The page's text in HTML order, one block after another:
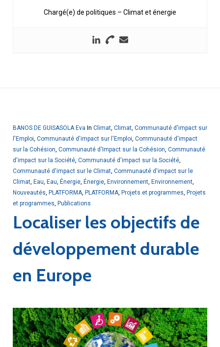
Chargé(e) de politiques – Climat et énergie
BANOS DE GUISASOLA Eva In Climat, Climat, Communauté d'impact sur
l'Emploi, Communauté d'impact sur l'Emploi, Communauté d'impact
sur la Cohésion, Communauté d'Impact sur la Cohésion, Communauté
d'impact sur la Société, Communauté d'impact sur la Société,
Communauté d'impact sur le Climat, Communauté d'impact sur le
Climat, Eau, Eau, Énergie, Énergie, Environnement, Environnement,
Nouveautés, PLATFORMA, PLATFORMA, Projets et programmes, Projets
et programmes, Publications
Localiser les objectifs de
développement durable
en Europe